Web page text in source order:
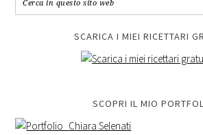
SCARICA I MIEI RICETTARI
SCOPRI IL MIO